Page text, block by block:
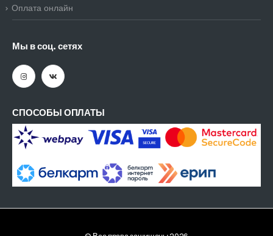
Оплата онлайн
Мы в соц. сетях
СПОСОБЫ ОПЛАТЫ